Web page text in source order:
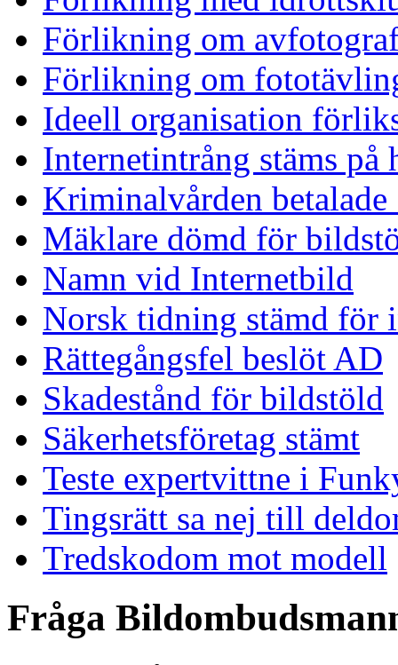
Förlikning om
Förlikning om
Ideell organisation
Internetintrång stäms på
Kriminalvården
Mäklare dömd för
Namn vid Internetbild
Norsk tidning stämd för
Rättegångsfel beslöt AD
Skadestånd för bildstöld
Säkerhetsföretag stämt
Teste expertvittne i
Tingsrätt sa nej till
Tredskodom mot modell
Fråga